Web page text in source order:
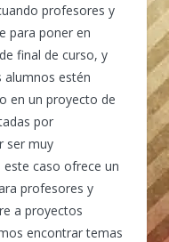
profesores y
para poner en
final de curso, y
alumnos estén
en un proyecto de
por
ser muy
este caso ofrece un
profesores y
a proyectos
encontrar temas